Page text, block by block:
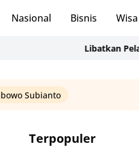
Nasional Bisnis
Libatkan Pelajar
Subianto
Terpopuler